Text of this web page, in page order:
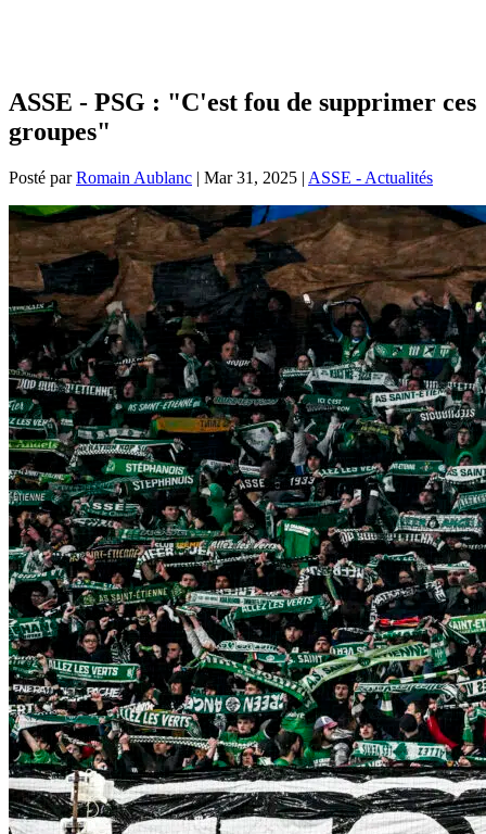
ASSE - PSG : "C'est fou de supprimer ces
groupes"
Posté parRomain Aublanc | Mar 31, 2025 | ASSE - Actualités